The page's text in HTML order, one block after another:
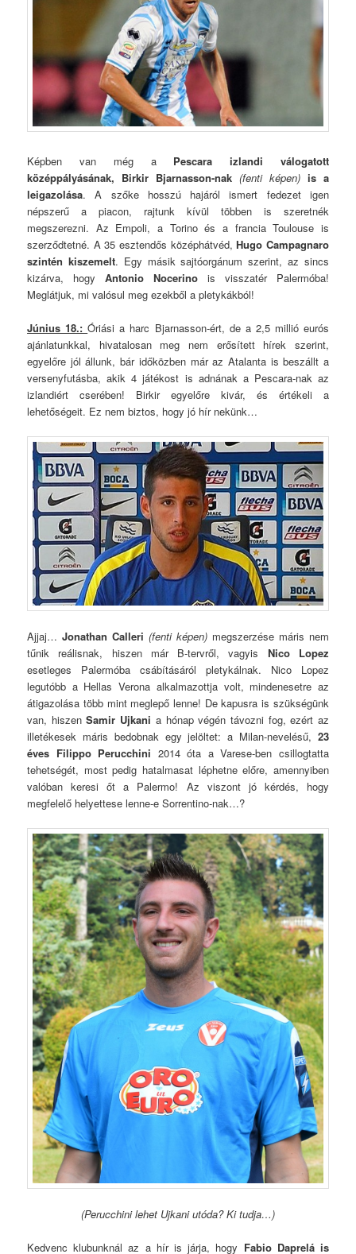
Képben van még a Pescara izlandi válogatott
középpályásának, Birkir Bjarnasson-nak (fenti képen)is a
leigazolása. A szőke hosszú hajáról ismert fedezet igen
népszerű a piacon, rajtunk kívül többen is szeretnék
megszerezni. Az Empoli, a Torino és a francia Toulouse is
szerződtetné. A 35 esztendős középhátvéd,Hugo Campagnaro
szintén kiszemelt. Egy másik sajtóorgánum szerint, az sincs
kizárva, hogyAntonio Nocerino is visszatér Palermóba!
Meglátjuk, mi valósul meg ezekből a pletykákból!
Június 18.:Óriási a harc Bjarnasson-ért, de a 2,5 millió eurós
ajánlatunkkal, hivatalosan meg nem erősített hírek szerint,
egyelőre jól állunk, bár időközben már az Atalanta is beszállt a
versenyfutásba, akik 4 játékost is adnának a Pescara-nak az
izlandiért cserében! Birkir egyelőre kivár, és értékeli a
lehetőségeit. Ez nem biztos, hogy jó hír nekünk…
Ajjaj…Jonathan Calleri (fenti képen) megszerzése máris nem
tűnik reálisnak, hiszen már B-tervről, vagyis Nico Lopez
esetleges Palermóba csábításáról pletykálnak. Nico Lopez
legutóbb a Hellas Verona alkalmazottja volt, mindenesetre az
átigazolása több mint meglepő lenne! De kapusra is szükségünk
van, hiszenSamir Ujkani a hónap végén távozni fog, ezért az
illetékesek máris bedobnak egy jelöltet: a Milan-nevelésű, 23
éves Filippo Perucchini 2014 óta a Varese-ben csillogtatta
tehetségét, most pedig hatalmasat léphetne előre, amennyiben
valóban keresi őt a Palermo! Az viszont jó kérdés, hogy
megfelelő helyettese lenne-e Sorrentino-nak…?
(Perucchini lehet Ujkani utóda? Ki tudja…)
Kedvenc klubunknál az a hír is járja, hogy Fabio Daprelá is